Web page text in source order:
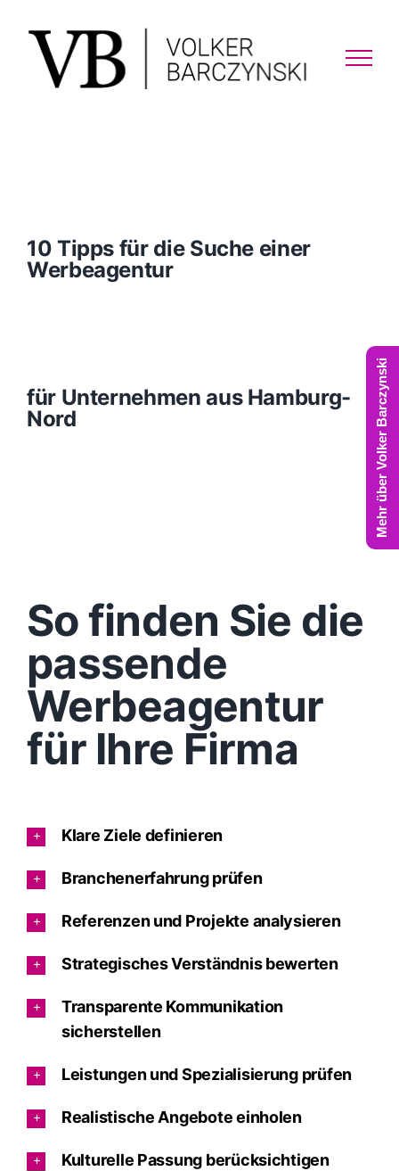
content
10 Tipps für die Suche einer
Werbeagentur
für Unternehmen aus Hamburg-
Nord
So finden Sie die
passende
Werbeagentur
für Ihre Firma
Klare Ziele definieren
Branchenerfahrung prüfen
Referenzen und Projekte analysieren
Strategisches Verständnis bewerten
Transparente Kommunikation
sicherstellen
Leistungen und Spezialisierung prüfen
Realistische Angebote einholen
Kulturelle Passung berücksichtigen
Mehr über Volker Barczynski